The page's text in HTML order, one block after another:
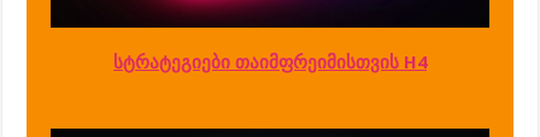
სტრატეგიები თაიმფრეიმისთვის H4